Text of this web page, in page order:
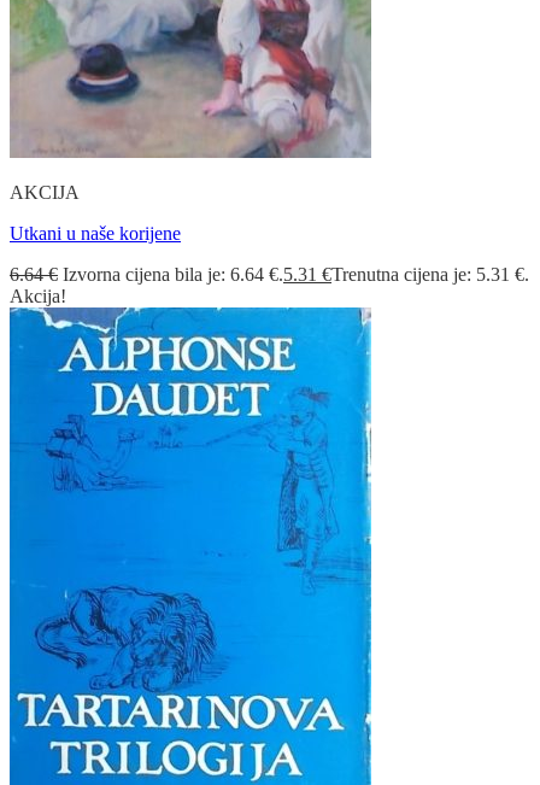
AKCIJA
Utkani u naše korijene
6.64€ Izvorna cijena bila je: 6.64 €.5.31 €Trenutna cijena je: 5.31 €.
Akcija!